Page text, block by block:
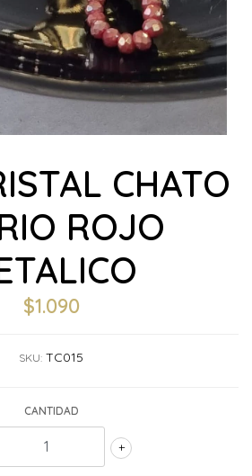
CHATO
ROJO
$1.090
SKU: TC015
CANTIDAD
+